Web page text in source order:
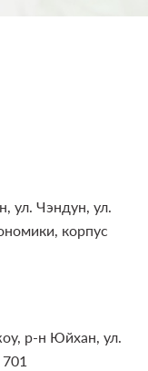
ул. Чэндун, ул.
корпус
р-н Юйхан, ул.